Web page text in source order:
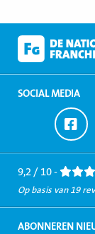
SOCIAL MEDIA
Ga
naar
9,2 / 10 -
Op basis van 19
ABONNEREN